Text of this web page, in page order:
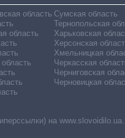
область
область
Сумская область
Тернопольская
Харьковская
Херсонская
Хмельницкая
Черкасская
Черниговская
Черновицкая
на